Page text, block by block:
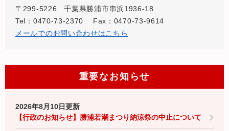
〒299-5226
千葉県勝浦市串浜1936-18
Tel：0470-73-2370
Fax：0470-73-9614
メールでのお問い合わせはこちら
重要なお知らせ
2026年8月10日更新
【行政のお知らせ】勝浦若潮まつり納涼祭の中止について